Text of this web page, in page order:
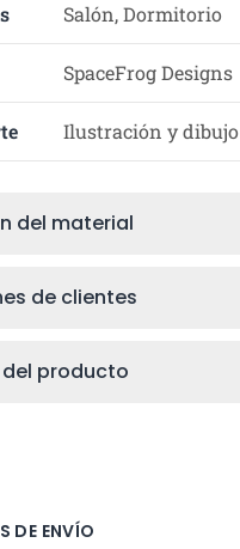
Salón, Dormitorio
SpaceFrog Designs
Ilustración y dibujo
del material
de clientes
producto
DE ENVÍO